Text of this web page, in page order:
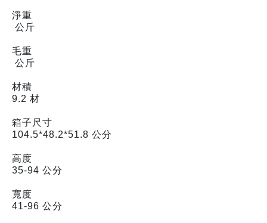
淨重
公斤
毛重
公斤
材積
9.2 材
箱子尺寸
104.5*48.2*51.8 公分
高度
35-94 公分
寬度
41-96 公分